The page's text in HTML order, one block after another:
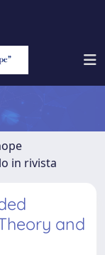
in rivista
and